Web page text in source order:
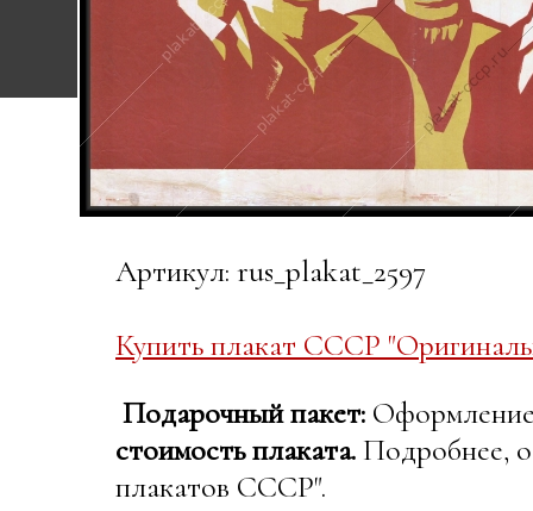
Артикул: rus_plakat_2597
Купить плакат СССР
Подарочный пакет: Оформление
стоимость плаката. Подробнее,
плакатов СССР".